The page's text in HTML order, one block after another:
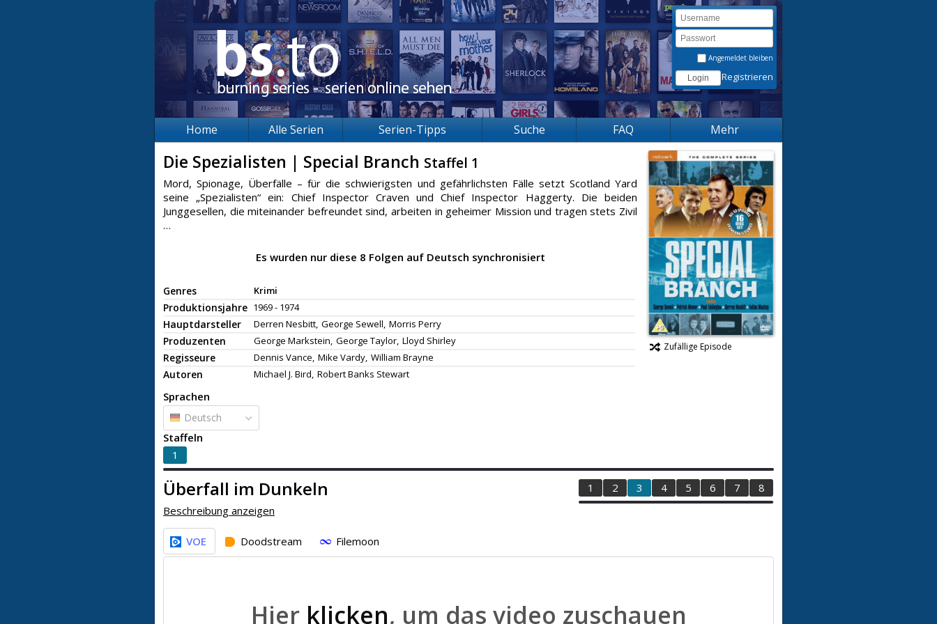
Angemeldet bleiben
Registrieren
Home Alle Serien Serien-Tipps Suche FAQ Mehr
Die Spezialisten | Special Branch Staffel 1
Mord, Spionage, Überfälle – für die schwierigsten und gefährlichsten Fälle setzt Scotland Yard
seine „Spezialisten“ ein: Chief Inspector Craven und Chief Inspector Haggerty. Die beiden
Junggesellen, die miteinander befreundet sind, arbeiten in geheimer Mission und tragen stets Zivil
…
Es wurden nur diese 8 Folgen auf Deutsch synchronisiert
Genres Krimi
Produktionsjahre 1969 - 1974
Hauptdarsteller Derren Nesbitt, George Sewell, Morris Perry
Produzenten George Markstein, George Taylor, Lloyd Shirley
Regisseure Dennis Vance, Mike Vardy, William Brayne
Autoren Michael J. Bird, Robert Banks Stewart
Zufällige Episode
Sprachen
Deutsch
Staffeln
1
Überfall im Dunkeln 1 2 3 4 5 6 7
8
Beschreibung anzeigen
VOE Doodstream Filemoon
Hier klicken, um das video zuschauen